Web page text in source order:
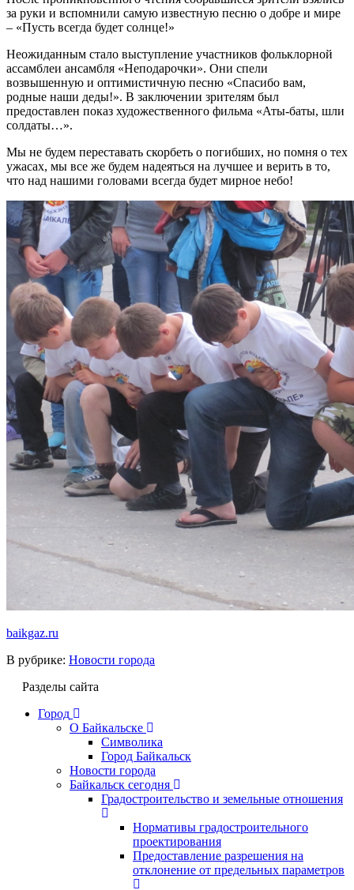
за руки и вспомнили самую известную песню о добре и мире
– «Пусть всегда будет солнце!»
Неожиданным стало выступление участников фольклорной
ассамблеи ансамбля «Неподарочки». Они спели
возвышенную и оптимистичную песню «Спасибо вам,
родные наши деды!». В заключении зрителям был
предоставлен показ художественного фильма «Аты-баты, шли
солдаты…».
Мы не будем переставать скорбеть о погибших, но помня о тех
ужасах, мы все же будем надеяться на лучшее и верить в то,
что над нашими головами всегда будет мирное небо!
baikgaz.ru
В рубрике: Новости города
Разделы сайта
Город
О Байкальске
Символика
Город Байкальск
Новости города
Байкальск сегодня
Градостроительство и земельные отношения
Нормативы градостроительного
проектирования
Предоставление разрешения на
отклонение от предельных параметров